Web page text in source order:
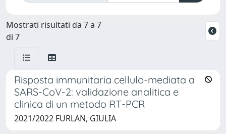
Mostrati risultati da 7 a 7
di 7
Risposta immunitaria cellulo-mediata a
SARS-CoV-2: validazione analitica e
clinica di un metodo RT-PCR
2021/2022 FURLAN, GIULIA